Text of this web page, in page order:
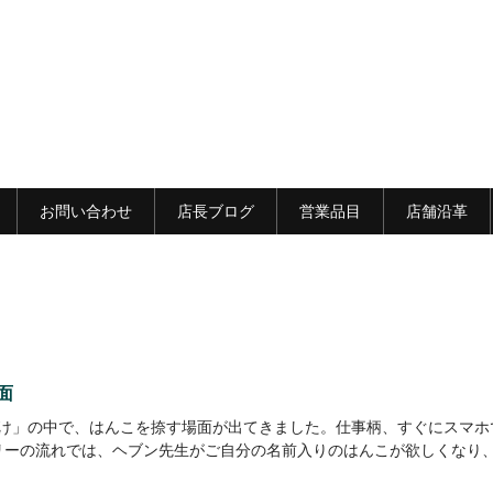
お問い合わせ 店長ブログ 営業品目 店舗沿革
の中で、はんこを捺す場面が出てきました。仕事柄、すぐにスマホ
の流れでは、ヘブン先生がご自分の名前入りのはんこが欲しくなり